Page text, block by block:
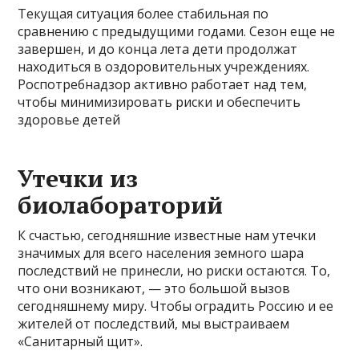
Текущая ситуация более стабильная по
сравнению с предыдущими годами. Сезон еще не
завершен, и до конца лета дети продолжат
находиться в оздоровительных учреждениях.
Роспотребнадзор активно работает над тем,
чтобы минимизировать риски и обеспечить
здоровье детей
Утечки из
биолабораторий
К счастью, сегодняшние известные нам утечки
значимых для всего населения земного шара
последствий не принесли, но риски остаются. То,
что они возникают, — это большой вызов
сегодняшнему миру. Чтобы оградить Россию и ее
жителей от последствий, мы выстраиваем
«Санитарный щит».